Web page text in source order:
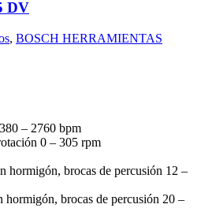
DV
, BOSCH HERRAMIENTAS
– 2760 bpm
0 – 305 rpm
hormigón, brocas de percusión 12 –
hormigón, brocas de percusión 20 –